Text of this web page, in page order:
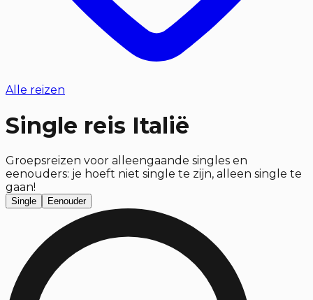
Alle reizen
Single reis Italië
Groepsreizen voor alleengaande singles en
eenouders: je hoeft niet single te zijn, alleen single te
gaan!
Single Eenouder